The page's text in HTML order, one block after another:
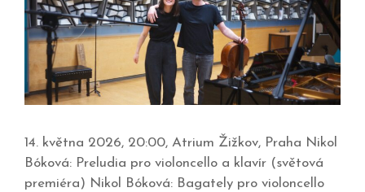
14. května 2026, 20:00, Atrium Žižkov, Praha Nikol
Bóková: Preludia pro violoncello a klavír (světová
premiéra) Nikol Bóková: Bagately pro violoncello